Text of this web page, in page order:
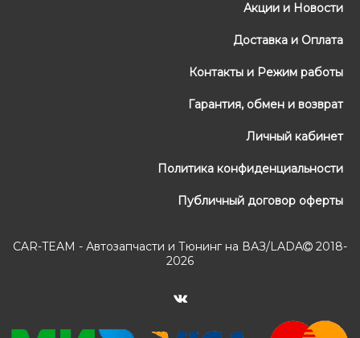
Акции и Новости
Доставка и Оплата
Контакты и Режим работы
Гарантия, обмен и возврат
Личный кабинет
Политика конфиденциальности
Публичный договор оферты
CAR-TEAM - Автозапчасти и Тюнинг на ВАЗ/LADA
2018-
2026